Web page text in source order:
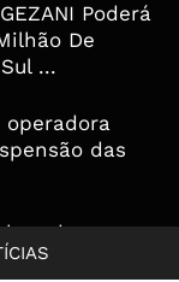
Poderá
De
...
operadora
das
pede ao
e